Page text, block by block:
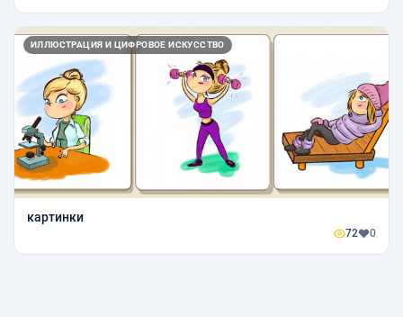
ИЛЛЮСТРАЦИЯ И ЦИФРОВОЕ ИСКУССТВО
картинки
72 0